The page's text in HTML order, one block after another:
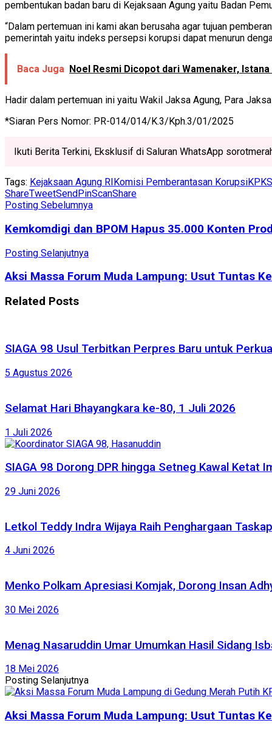
pembentukan badan baru di Kejaksaan Agung yaitu Badan
“Dalam pertemuan ini kami akan berusaha agar tujuan
pemerintah yaitu indeks persepsi korupsi dapat menurun
Baca Juga Noel Resmi Dicopot dari Wamenaker,
Hadir dalam pertemuan ini yaitu Wakil Jaksa Agung, Para
*Siaran Pers Nomor: PR-014/014/K.3/Kph.3/01/2025
Ikuti Berita Terkini, Eksklusif di Saluran WhatsApp
Tags: Kejaksaan Agung RIKomisi Pemberantasan KorupsiKPK
ShareTweetSendPinScanShare
Posting Sebelumnya
Kemkomdigi dan BPOM Hapus 35.000 Konten
Posting Selanjutnya
Aksi Massa Forum Muda Lampung: Usut Tuntas
Related Posts
SIAGA 98 Usul Terbitkan Perpres Baru untuk
5 Agustus 2026
Selamat Hari Bhayangkara ke-80, 1 Juli 2026
1 Juli 2026
SIAGA 98 Dorong DPR hingga Setneg Kawal Ketat
29 Juni 2026
Letkol Teddy Indra Wijaya Raih Penghargaan
4 Juni 2026
Menko Polkam Apresiasi Komjak, Dorong Insan
30 Mei 2026
Menag Nasaruddin Umar Umumkan Hasil Sidang
18 Mei 2026
Posting Selanjutnya
Aksi Massa Forum Muda Lampung: Usut Tuntas